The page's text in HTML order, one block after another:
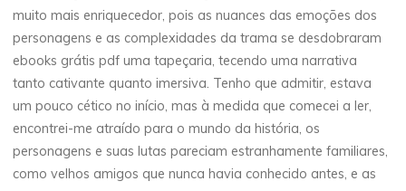
d
o
s
F
muito mais enriquecedor, pois as nuances das emoções dos
personagens e as complexidades da trama se desdobraram
ebooks grátis pdf uma tapeçaria, tecendo uma narrativa
tanto cativante quanto imersiva. Tenho que admitir, estava
um pouco cético no início, mas à medida que comecei a ler,
encontrei-me atraído para o mundo da história, os
personagens e suas lutas pareciam estranhamente familiares,
como velhos amigos que nunca havia conhecido antes, e as